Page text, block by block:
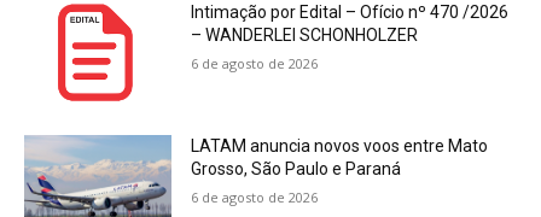
Intimação por Edital – Ofício nº 470 /2026
– WANDERLEI SCHONHOLZER
6 de agosto de 2026
LATAM anuncia novos voos entre Mato
Grosso, São Paulo e Paraná
6 de agosto de 2026